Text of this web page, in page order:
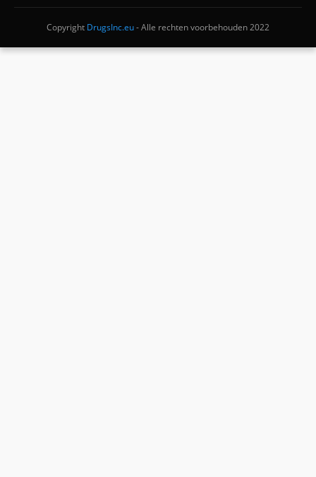
Copyright DrugsInc.eu- Alle rechten voorbehouden 2022